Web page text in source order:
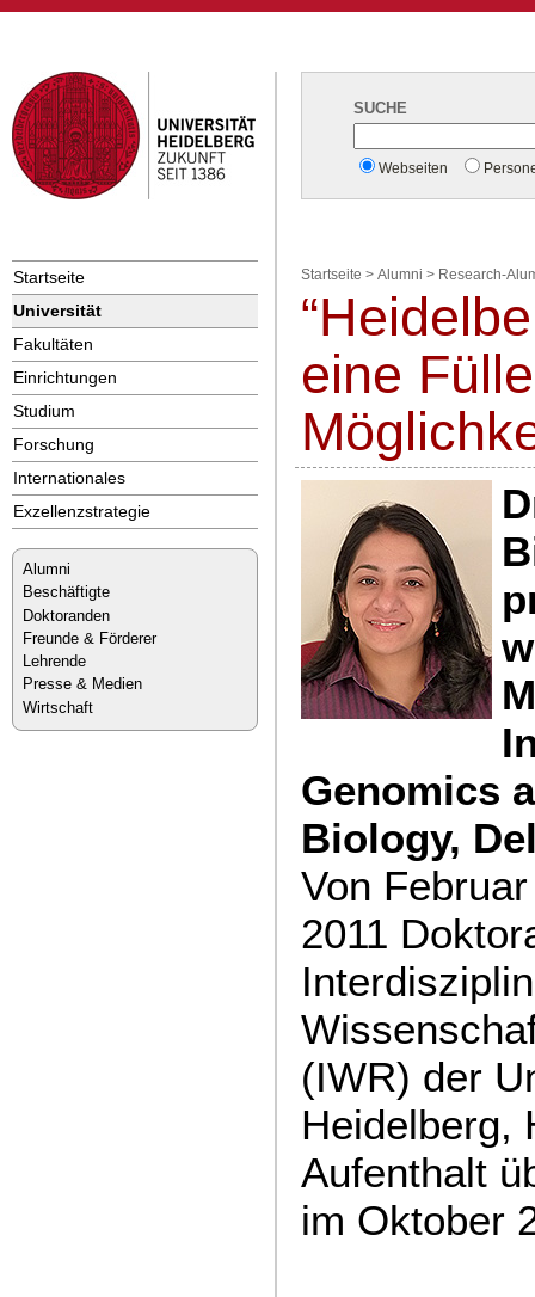
Startseite
Universität
Fakultäten
Einrichtungen
Studium
Forschung
Internationales
Exzellenzstrategie
Alumni
Beschäftigte
Doktoranden
Freunde & Förderer
Lehrende
Presse & Medien
Wirtschaft
SUCHE
Webseiten
Startseite > Alumni > Research-
eine
Genomics
Biology,
Von
2011
(IWR) der
Heidelberg,
Aufenthalt
im Oktober